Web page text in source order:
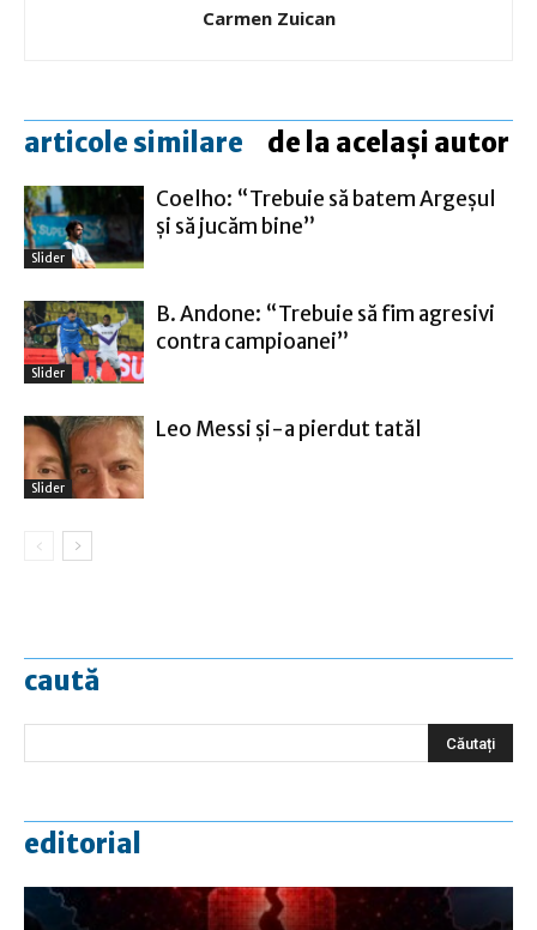
Carmen Zuican
articole similare de la același autor
Slider
Coelho: “Trebuie să batem Argeşul
şi să jucăm bine”
Slider
B. Andone: “Trebuie să fim agresivi
contra campioanei”
Slider
Leo Messi şi-a pierdut tatăl
caută
editorial